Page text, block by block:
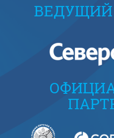
ВЕДУЩИЙ